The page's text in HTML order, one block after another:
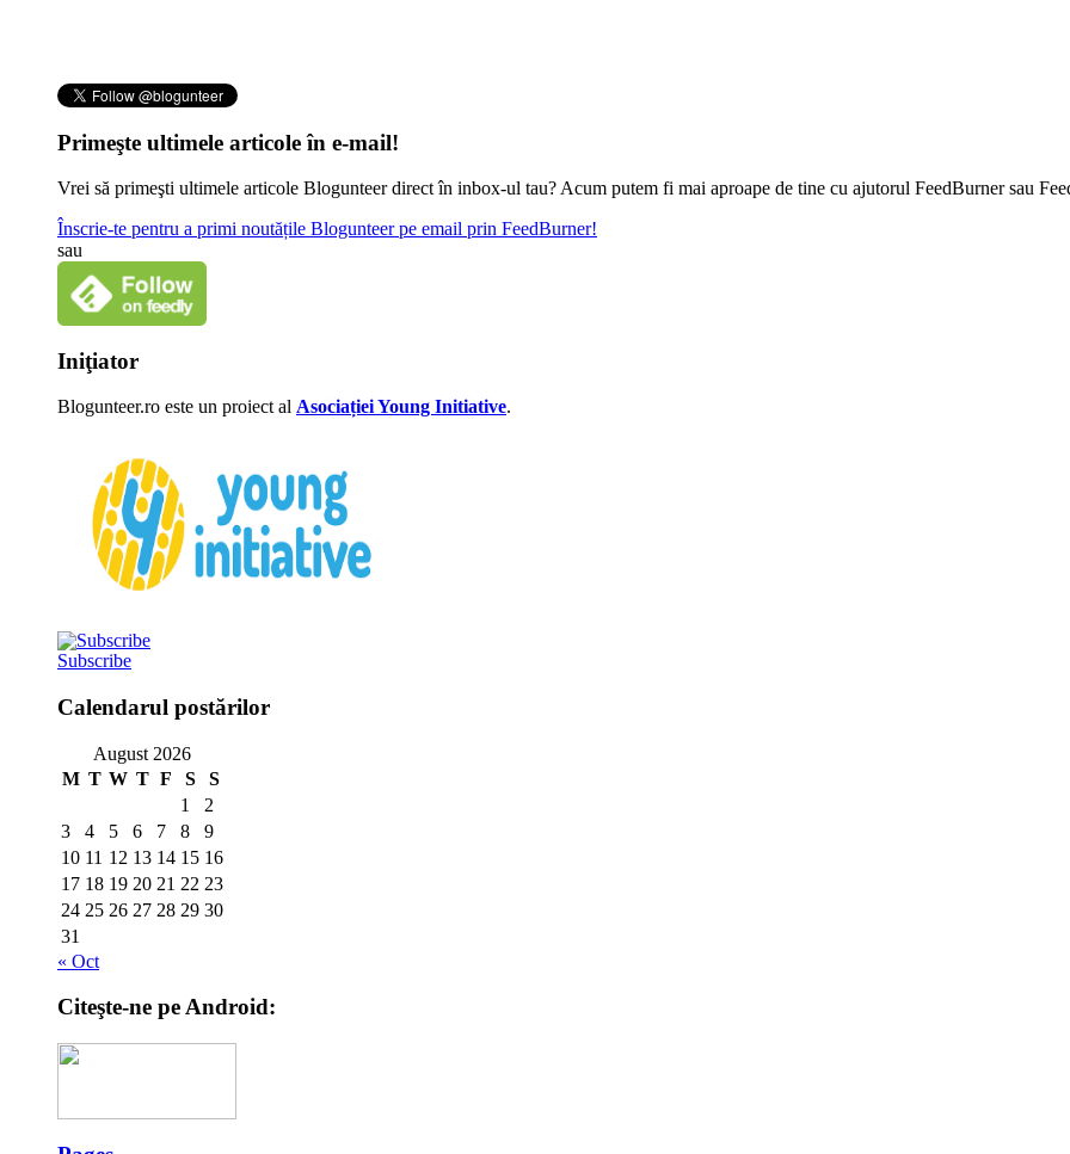
Primeşte ultimele articole în e-mail!
Vrei să primeşti ultimele articole Blogunteer direct în inbox-ul tau? Acum putem fi mai aproape de tine cu ajutorul FeedBurner sau
Înscrie-te pentru a primi noutățile Blogunteer pe email prin FeedBurner!
sau
Iniţiator
Blogunteer.ro este un proiect al Asociației Young Initiative.
Subscribe
Calendarul postărilor
August 2026
M T W T F S
S
1
2
3
4 5 6 7 8
9
10 11 12 13 14 15 16
17 18 19 20 21 22 23
24 25 26 27 28 29 30
31
« Oct
Citeşte-ne pe Android: